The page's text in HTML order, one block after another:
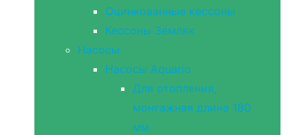
Оцинкованные кессоны
Кессоны Земляк
Насосы
Насосы Aquario
Для отопления,
монтажная длина 180
мм